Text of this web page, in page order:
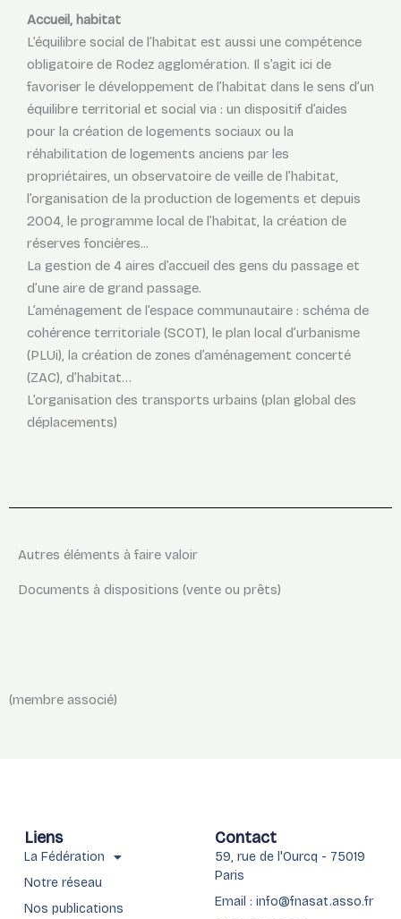
Accueil, habitat
L’équilibre social de l’habitat est aussi une compétence
obligatoire de Rodez agglomération. Il s’agit ici de
favoriser le développement de l’habitat dans le sens d’un
équilibre territorial et social via : un dispositif d’aides
pour la création de logements sociaux ou la
réhabilitation de logements anciens par les
propriétaires, un observatoire de veille de l’habitat,
l’organisation de la production de logements et depuis
2004, le programme local de l’habitat, la création de
réserves foncières...
La gestion de 4 aires d’accueil des gens du passage et
d’une aire de grand passage.
L’aménagement de l’espace communautaire : schéma de
cohérence territoriale (SCOT), le plan local d’urbanisme
(PLUi), la création de zones d’aménagement concerté
(ZAC), d’habitat…
L’organisation des transports urbains (plan global des
déplacements)
Autres éléments à faire valoir
Documents à dispositions (vente ou prêts)
(membre associé)
Liens
La Fédération
Notre réseau
Nos publications
Contact
59, rue de l'Ourcq - 75019
Paris
Email : info@fnasat.asso.fr